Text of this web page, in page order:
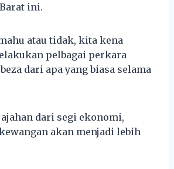
ini.
atau tidak, kita kena
pelbagai perkara
dari apa yang biasa selama
dari segi ekonomi,
akan menjadi lebih